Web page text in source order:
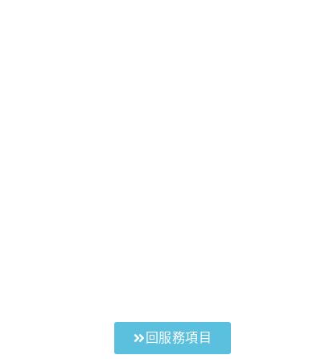
回服務項目